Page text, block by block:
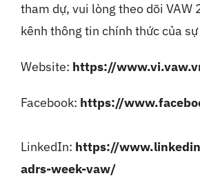
tham dự, vui lòng theo dõi VAW
kênh thông tin chính thức của
Website: https://
Facebook: https://
LinkedIn: https://
adrs-week-vaw/